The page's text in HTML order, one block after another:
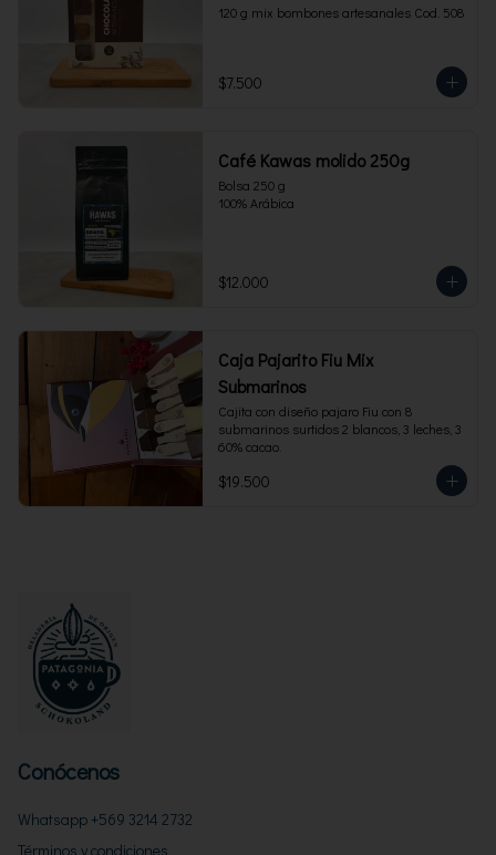
120 g mix bombones artesanales Cod. 508
$7.500
Café Kawas molido 250g
Bolsa 250 g
100% Arábica
$12.000
Caja Pajarito Fiu Mix
Submarinos
Cajita con diseño pajaro Fiu con 8
submarinos surtidos 2 blancos, 3 leches, 3
60% cacao.
$19.500
Conócenos
Whatsapp +569 3214 2732
Términos y condiciones